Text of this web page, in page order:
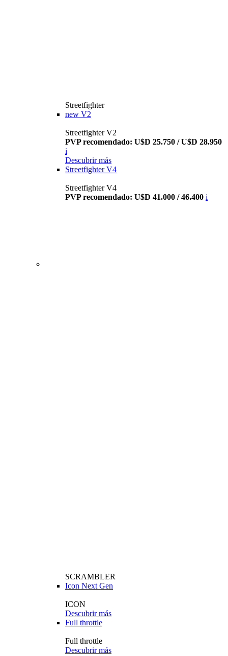
Streetfighter
new V2
Streetfighter V2
PVP recomendado: U$D 25.750 / U$D 28.950
i
Descubrir más
Streetfighter V4
Streetfighter V4
PVP recomendado: U$D 41.000 / 46.400 i
SCRAMBLER
Icon Next Gen
ICON
Descubrir más
Full throttle
Full throttle
Descubrir más